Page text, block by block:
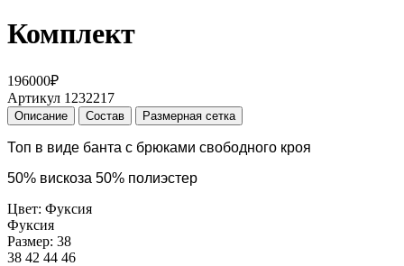
Комплект
196000₽
Артикул 1232217
Описание Состав Размерная сетка
Топ в виде банта с брюками свободного кроя
50% вискоза 50% полиэстер
Цвет: Фуксия
Фуксия
Размер: 38
38 42 44 46